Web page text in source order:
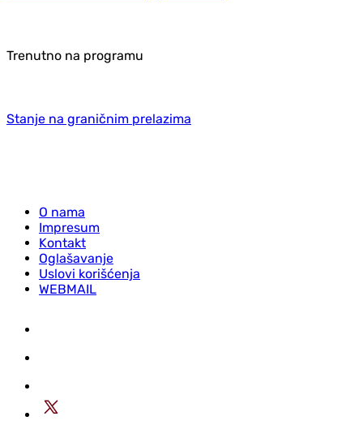
Trenutno na programu
Stanje na graničnim prelazima
O nama
Impresum
Kontakt
Oglašavanje
Uslovi korišćenja
WEBMAIL